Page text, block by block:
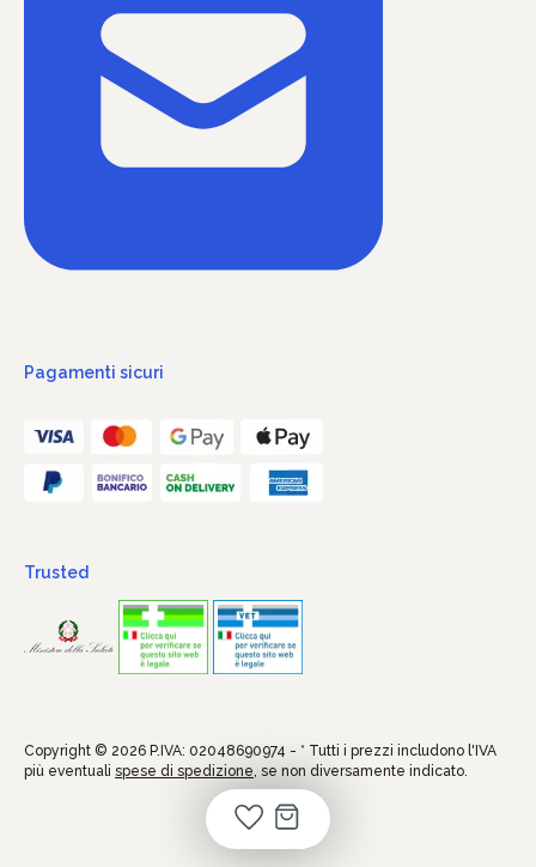
Pagamenti sicuri
Trusted
Copyright © 2026 P.IVA: 02048690974 - * Tutti i prezzi includono l'IVA
più eventuali spese di spedizione, se non diversamente indicato.